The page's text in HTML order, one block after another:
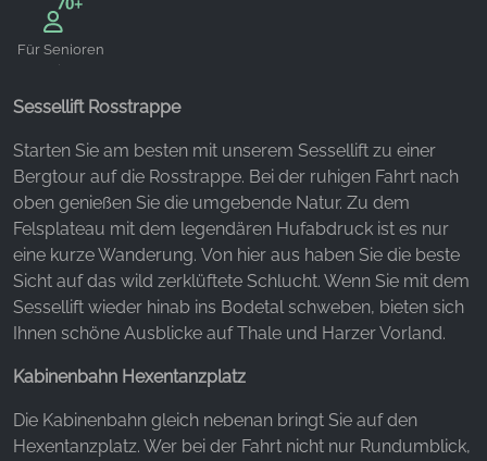
geeignet
Für Senioren
geeignet
Sessellift Rosstrappe
Starten Sie am besten mit unserem Sessellift zu einer
Bergtour auf die Rosstrappe. Bei der ruhigen Fahrt nach
oben genießen Sie die umgebende Natur. Zu dem
Felsplateau mit dem legendären Hufabdruck ist es nur
eine kurze Wanderung. Von hier aus haben Sie die beste
Sicht auf das wild zerklüftete Schlucht. Wenn Sie mit dem
Sessellift wieder hinab ins Bodetal schweben, bieten sich
Ihnen schöne Ausblicke auf Thale und Harzer Vorland.
Kabinenbahn Hexentanzplatz
Die Kabinenbahn gleich nebenan bringt Sie auf den
Hexentanzplatz. Wer bei der Fahrt nicht nur Rundumblick,
Um Inhalte von Videoplattformen und Social Media
Plattformen anzeigen zu können, werden von
diesen externen Medien Cookies gesetzt.
YouTube